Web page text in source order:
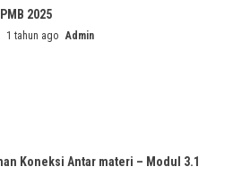
2025
1 tahun ago Admin
Koneksi Antar materi – Modul 3.1